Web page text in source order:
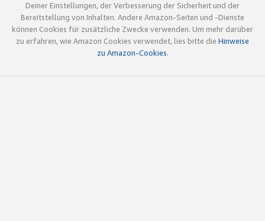
Deiner Einstellungen, der Verbesserung der Sicherheit und der
Bereitstellung von Inhalten. Andere Amazon-Seiten und -Dienste
können Cookies für zusätzliche Zwecke verwenden. Um mehr darüber
zu erfahren, wie Amazon Cookies verwendet, lies bitte die Hinweise
zu Amazon-Cookies.